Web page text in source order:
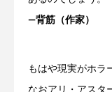
―背筋（作家）
もはや現実がホラ
なおアリ・アスタ